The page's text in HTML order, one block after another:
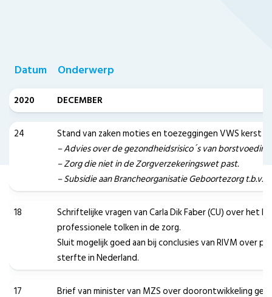
Datum Onderwerp
2020 DECEMBER
24
Stand van zaken moties en toezeggingen VWS kerst
– Advies over de gezondheidsrisico´s van
– Zorg die niet in de Zorgverzekeringswet past.
– Subsidie aan Brancheorganisatie Geboortezorg t.b.v.
18
Schriftelijke vragen van Carla Dik Faber (CU) over het
professionele tolken in de zorg.
Sluit mogelijk goed aan bij conclusies van RIVM over
sterfte in Nederland.
17
Brief van minister van MZS over doorontwikkeling